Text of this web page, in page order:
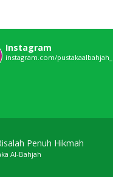
Instagram
instagram.com/
Penuh Hikmah
Al-Bahjah